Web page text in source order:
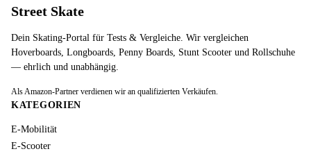
Street Skate
Dein Skating-Portal für Tests & Vergleiche. Wir vergleichen
Hoverboards, Longboards, Penny Boards, Stunt Scooter und Rollschuhe
— ehrlich und unabhängig.
Als Amazon-Partner verdienen wir an qualifizierten Verkäufen.
KATEGORIEN
E-Mobilität
E-Scooter